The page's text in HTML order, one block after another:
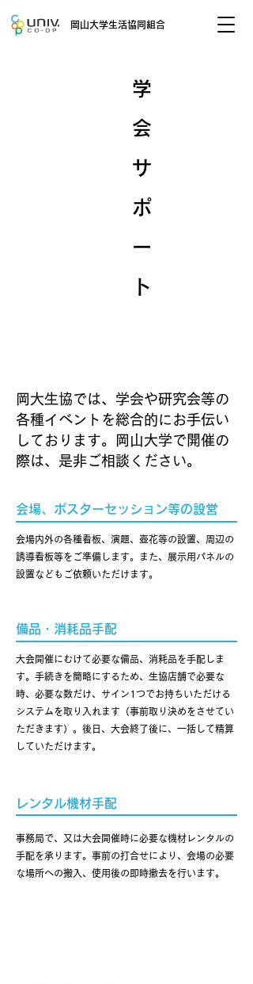
岡山大学生活協同組合
学
会
サ
ポ
ー
ト
岡大生協では、学会や研究会等の
各種イベントを総合的にお手伝い
しております。岡山大学で開催の
際は、是非ご相談ください。
会場、ポスターセッション等の設営
会場内外の各種看板、演題、壺花等の設置、周辺の
誘導看板等をご準備します。また、展示用パネルの
設置などもご依頼いただけます。​
備品・消耗品手配
大会開催にむけて必要な備品、消耗品を手配しま
す。手続きを簡略にするため、生協店舗で必要な
時、必要な数だけ、サイン1つでお持ちいただける
システムを取り入れます（事前取り決めをさせてい
ただきます）。後日、大会終了後に、一括して精算
していただけます。
レンタル機材手配
事務局で、又は大会開催時に必要な機材レンタルの
手配を承ります。事前の打合せにより、会場の必要
な場所への搬入、使用後の即時撤去を行います。